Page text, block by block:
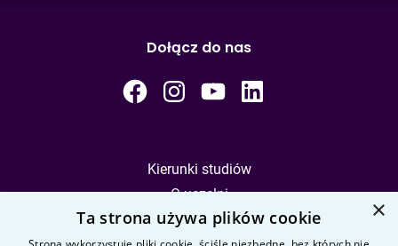
Kierunki studiów
O uczelni
Kandydat
Dołącz do nas
×
Ta strona używa plików cookie